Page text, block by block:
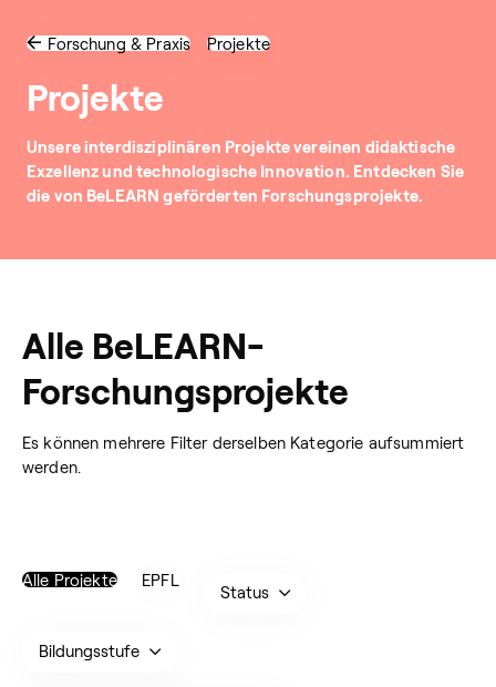
Forschung & Praxis Projekte
Projekte
Unsere interdisziplinären Projekte vereinen didaktische
Exzellenz und technologische Innovation. Entdecken Sie
die von BeLEARN geförderten Forschungsprojekte.
Alle BeLEARN-
Forschungsprojekte
Es können mehrere Filter derselben Kategorie aufsummiert
werden.
Alle Projekte EPFL
Status
Bildungsstufe